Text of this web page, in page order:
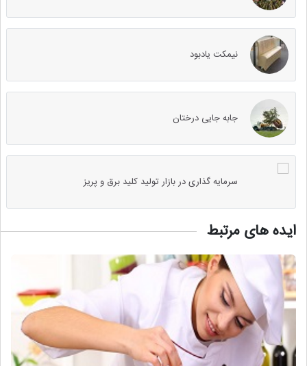
نیمکت یادبود
جابه جایی درختان
سرمایه گذاری در بازار تولید کلید برق و پریز
ایده های مرتبط